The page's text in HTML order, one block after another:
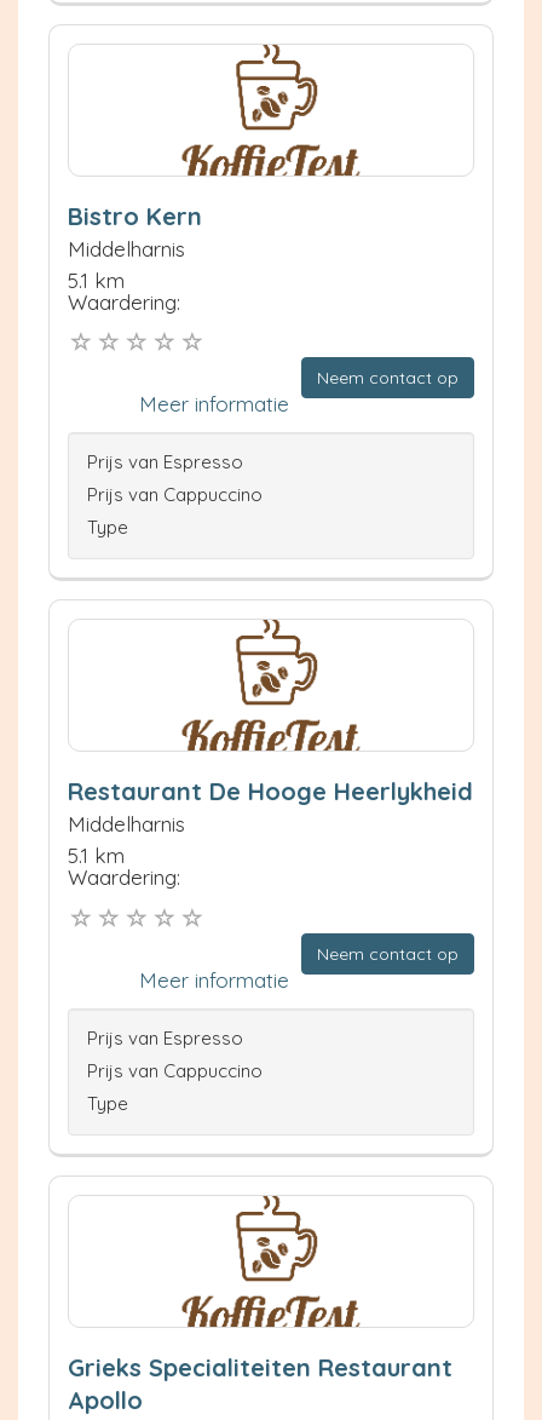
Bistro Kern
Middelharnis
5.1 km
Waardering:
Neem contact op
Meer informatie
Prijs van Espresso
Prijs van Cappuccino
Type
Restaurant De Hooge Heerlykheid
Middelharnis
5.1 km
Waardering:
Neem contact op
Meer informatie
Prijs van Espresso
Prijs van Cappuccino
Type
Grieks Specialiteiten Restaurant
Apollo